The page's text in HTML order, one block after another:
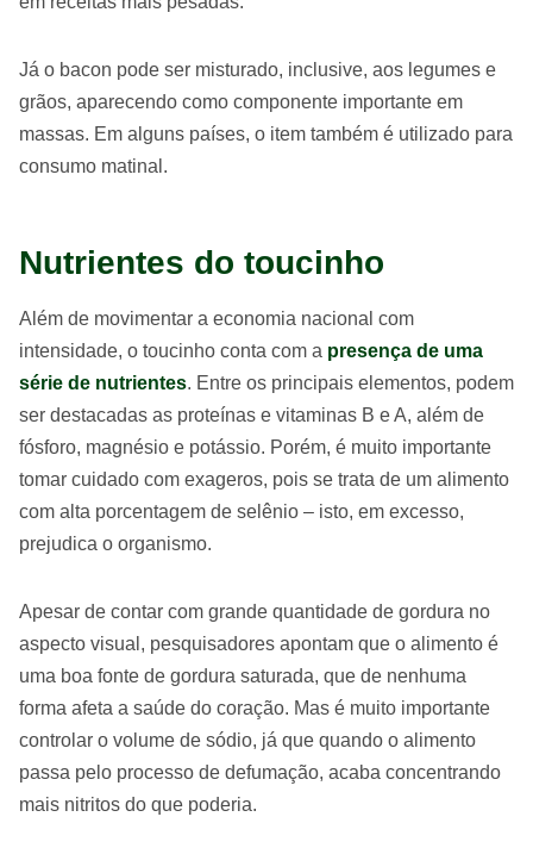
Já o bacon pode ser misturado, inclusive, aos legumes e
grãos, aparecendo como componente importante em
massas. Em alguns países, o item também é utilizado para
consumo matinal.
Nutrientes do toucinho
Além de movimentar a economia nacional com
intensidade, o toucinho conta com a presença de uma
série de nutrientes. Entre os principais elementos, podem
ser destacadas as proteínas e vitaminas B e A, além de
fósforo, magnésio e potássio. Porém, é muito importante
tomar cuidado com exageros, pois se trata de um alimento
com alta porcentagem de selênio – isto, em excesso,
prejudica o organismo.
Apesar de contar com grande quantidade de gordura no
aspecto visual, pesquisadores apontam que o alimento é
uma boa fonte de gordura saturada, que de nenhuma
forma afeta a saúde do coração. Mas é muito importante
controlar o volume de sódio, já que quando o alimento
passa pelo processo de defumação, acaba concentrando
mais nitritos do que poderia.